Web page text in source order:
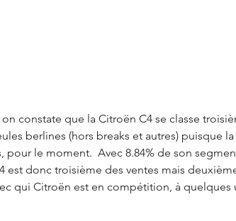
constate que la Citroën C4 se classe
berlines (hors breaks et autres) puisque
pour le moment.  Avec 8.84% de son
est donc troisième des ventes mais
qui Citroën est en compétition, à quelques